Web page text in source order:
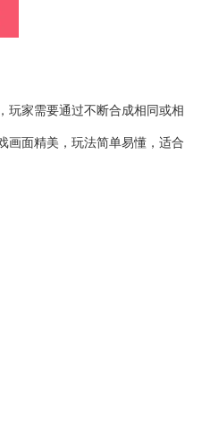
玩家需要通过不断合成相同或相
画面精美，玩法简单易懂，适合